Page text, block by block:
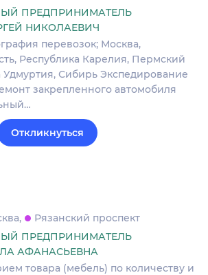
ПРЕДПРИНИМАТЕЛЬ
НИКОЛАЕВИЧ
перевозок; Москва,
Республика Карелия, Пермский
Удмуртия, Сибирь Экспедирование
закрепленного автомобиля
Откликнуться
Рязанский проспект
ПРЕДПРИНИМАТЕЛЬ
АФАНАСЬЕВНА
товара (мебель) по количеству и